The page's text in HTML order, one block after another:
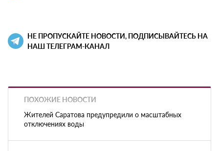
НЕ ПРОПУСКАЙТЕ НОВОСТИ, ПОДПИСЫВАЙТЕСЬ НА
НАШ ТЕЛЕГРАМ-КАНАЛ
ПОХОЖИЕ НОВОСТИ
Жителей Саратова предупредили о масштабных
отключениях воды